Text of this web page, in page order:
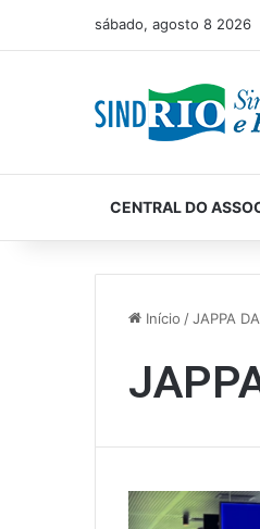
sábado, agosto 8 2026
CENTRAL DO
Início /JAPPA